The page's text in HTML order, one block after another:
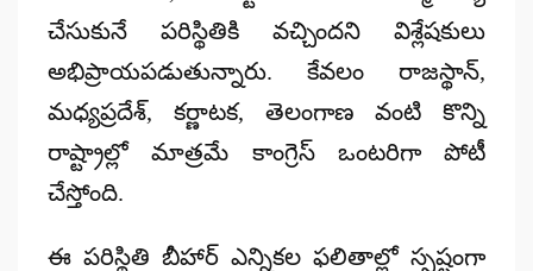
చేసుకునే పరిస్థితికి వచ్చిందని విశ్లేషకులు
అభిప్రాయపడుతున్నారు. కేవలం రాజస్థాన్,
మధ్యప్రదేశ్, కర్ణాటక, తెలంగాణ వంటి కొన్ని
రాష్ట్రాల్లో మాత్రమే కాంగ్రెస్ ఒంటరిగా పోటీ
చేస్తోంది.
ఈ పరిస్థితి బీహార్ ఎన్నికల ఫలితాల్లో స్పష్టంగా